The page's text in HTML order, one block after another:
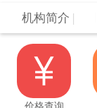
机构简介 |